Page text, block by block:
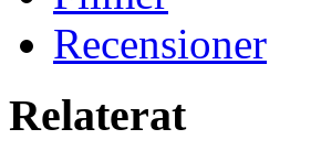
Recensioner
Relaterat